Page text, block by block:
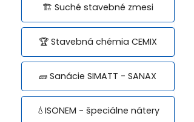
🏗️ Suché stavebné zmesi
🏆 Stavebná chémia CEMIX
🧱 Sanácie SIMATT - SANAX
💧ISONEM - špeciálne nátery